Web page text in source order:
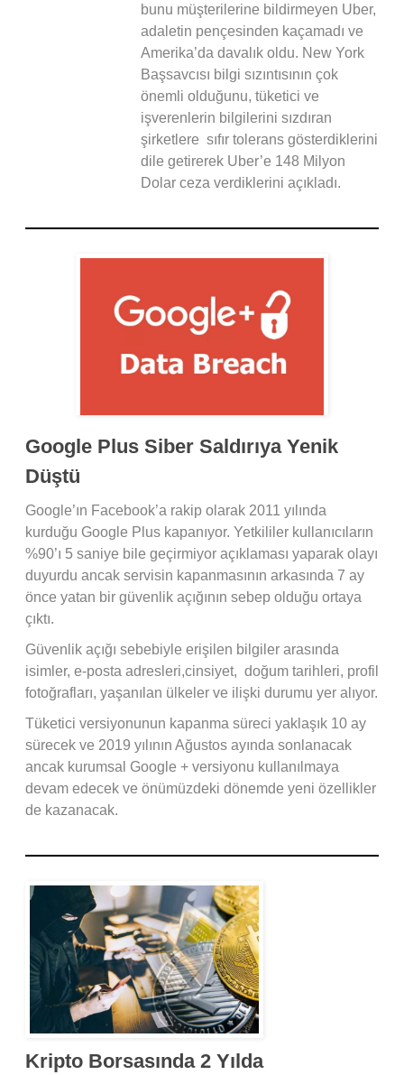
bunu müşterilerine bildirmeyen Uber,
adaletin pençesinden kaçamadı ve
Amerika’da davalık oldu. New York
Başsavcısı bilgi sızıntısının çok
önemli olduğunu, tüketici ve
işverenlerin bilgilerini sızdıran
şirketlere sıfır tolerans gösterdiklerini
dile getirerek Uber’e 148 Milyon
Dolar ceza verdiklerini açıkladı.
Google Plus Siber Saldırıya Yenik
Düştü
Google’ın Facebook’a rakip olarak 2011 yılında
kurduğu Google Plus kapanıyor. Yetkililer kullanıcıların
%90’ı 5 saniye bile geçirmiyor açıklaması yaparak olayı
duyurdu ancak servisin kapanmasının arkasında 7 ay
önce yatan bir güvenlik açığının sebep olduğu ortaya
çıktı.
Güvenlik açığı sebebiyle erişilen bilgiler arasında
isimler, e-posta adresleri,cinsiyet, doğum tarihleri, profil
fotoğrafları, yaşanılan ülkeler ve ilişki durumu yer alıyor.
Tüketici versiyonunun kapanma süreci yaklaşık 10 ay
sürecek ve 2019 yılının Ağustos ayında sonlanacak
ancak kurumsal Google + versiyonu kullanılmaya
devam edecek ve önümüzdeki dönemde yeni özellikler
de kazanacak.
Kripto Borsasında 2 Yılda